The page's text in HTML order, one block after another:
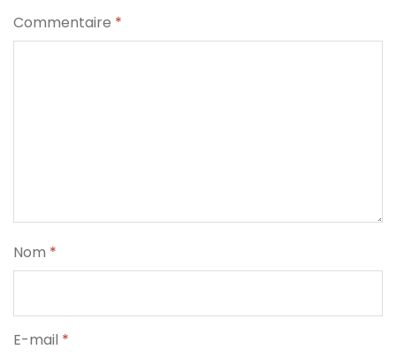
Commentaire *
Nom *
E-mail *